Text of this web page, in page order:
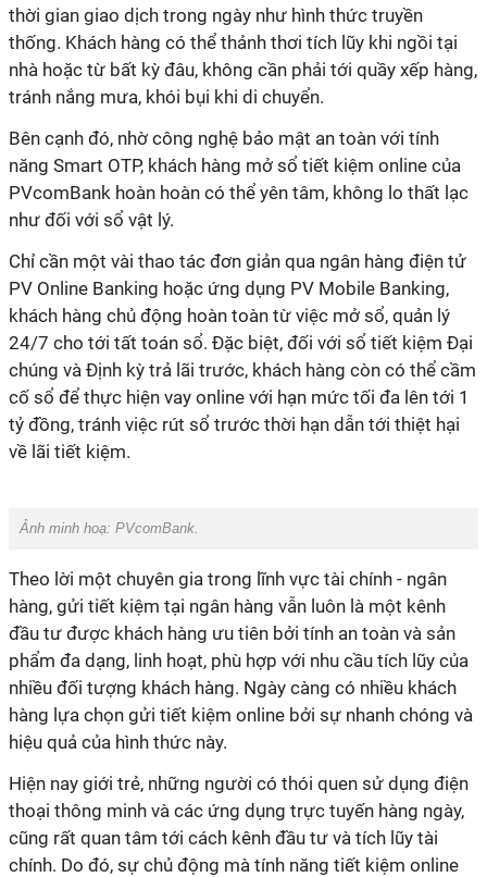
thời gian giao dịch trong ngày như hình thức truyền
thống. Khách hàng có thể thảnh thơi tích lũy khi ngồi tại
nhà hoặc từ bất kỳ đâu, không cần phải tới quầy xếp hàng,
tránh nắng mưa, khói bụi khi di chuyển.
Bên cạnh đó, nhờ công nghệ bảo mật an toàn với tính
năng Smart OTP, khách hàng mở sổ tiết kiệm online của
PVcomBank hoàn hoàn có thể yên tâm, không lo thất lạc
như đối với sổ vật lý.
Chỉ cần một vài thao tác đơn giản qua ngân hàng điện tử
PV Online Banking hoặc ứng dụng PV Mobile Banking,
khách hàng chủ động hoàn toàn từ việc mở sổ, quản lý
24/7 cho tới tất toán sổ. Đặc biệt, đối với sổ tiết kiệm Đại
chúng và Định kỳ trả lãi trước, khách hàng còn có thể cầm
cố sổ để thực hiện vay online với hạn mức tối đa lên tới 1
tỷ đồng, tránh việc rút sổ trước thời hạn dẫn tới thiệt hại
về lãi tiết kiệm.
Ảnh minh hoạ: PVcomBank.
Theo lời một chuyên gia trong lĩnh vực tài chính - ngân
hàng, gửi tiết kiệm tại ngân hàng vẫn luôn là một kênh
đầu tư được khách hàng ưu tiên bởi tính an toàn và sản
phẩm đa dạng, linh hoạt, phù hợp với nhu cầu tích lũy của
nhiều đối tượng khách hàng. Ngày càng có nhiều khách
hàng lựa chọn gửi tiết kiệm online bởi sự nhanh chóng và
hiệu quả của hình thức này.
Hiện nay giới trẻ, những người có thói quen sử dụng điện
thoại thông minh và các ứng dụng trực tuyến hàng ngày,
cũng rất quan tâm tới cách kênh đầu tư và tích lũy tài
chính. Do đó, sự chủ động mà tính năng tiết kiệm online